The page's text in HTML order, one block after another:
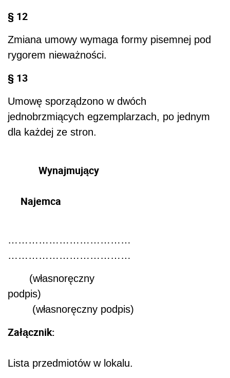
§ 12
Zmiana umowy wymaga formy pisemnej pod
rygorem nieważności.
§ 13
Umowę sporządzono w dwóch
jednobrzmiących egzemplarzach, po jednym
dla każdej ze stron.
Wynajmujący
Najemca
………………………………
(własnoręczny
(własnoręczny podpis)
Załącznik:
Lista przedmiotów w lokalu.